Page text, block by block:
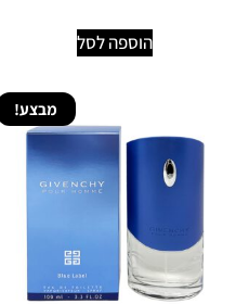
הוספה לסל
מבצע!